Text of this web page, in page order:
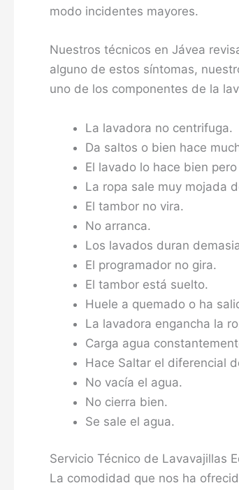
modo incidentes mayores.
Nuestros técnicos en Jávea
alguno de estos síntomas,
uno de los componentes de la
La lavadora no centrifuga.
Da saltos o bien hace
El lavado lo hace bien
La ropa sale muy mojada
El tambor no vira.
No arranca.
Los lavados duran
El programador no gira.
El tambor está suelto.
Huele a quemado o ha
La lavadora engancha la
Carga agua
Hace Saltar el diferencial
No vacía el agua.
No cierra bien.
Se sale el agua.
Servicio Técnico de Lavavajillas
La comodidad que nos ha